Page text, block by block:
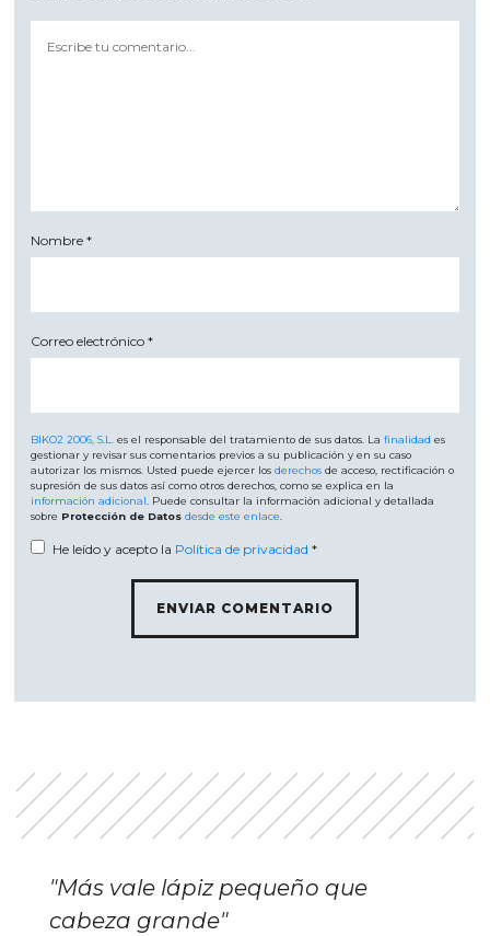
Nombre*
Correo electrónico*
BIKO2 2006, S.L. es el responsable del tratamiento de sus datos. Lafinalidad es
gestionar y revisar sus comentarios previos a su publicación y en su caso
autorizar los mismos. Usted puede ejercer losderechos de acceso, rectificación o
supresión de sus datos así como otros derechos, como se explica en la
información adicional
. Puede consultar la información adicional y detallada
sobre Protección de Datos desde este enlace
He leído y acepto la Política de privacidad *
"Más vale lápiz pequeño que
cabeza grande"